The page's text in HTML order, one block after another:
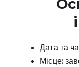
Дата та
Місце: